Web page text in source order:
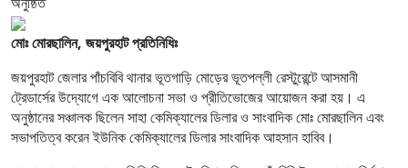
মোঃ মোরছালিন, জয়পুরহাট প্রতিনিধিঃ
জয়পুরহাট জেলার পাঁচবিবি থানার ভূতগাড়ি মোড়ের ভূতপল্লী রেস্টুরেন্টে আসমানী
ট্রেডার্সের উদ্যোগে এক আলোচনা সভা ও প্রীতিভোজের আয়োজন করা হয়। এ
অনুষ্ঠানের সঞ্চালক ছিলেন সাহা কেমিক্যালের ডিলার ও সাংবাদিক মোঃ মোরছালিন এবং
সভাপতিত্ব করেন ইউনিক কেমিক্যালের ডিলার সাংবাদিক আহসান হাবিব।